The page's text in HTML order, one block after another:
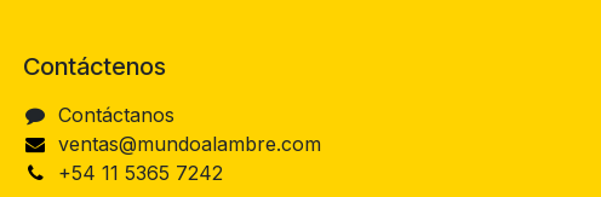
Contáctenos
Contáctanos
ventas@mundoalambre.com
+54 11 5365 7242